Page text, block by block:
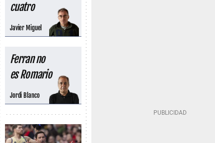
cuatro
Javier Miguel
Ferran no
es Romario
Jordi Blanco